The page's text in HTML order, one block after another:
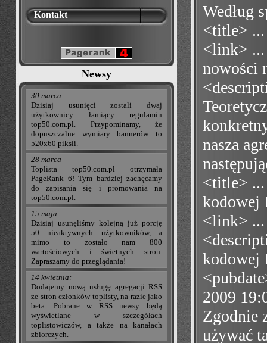
Kontakt
Newsy
30 marca
Dzisiaj usunięci zostali dwaj
użytkownicy łamiący regulamin
top50.com.pl. Przypominamy, że
dopuszczalne wymiary bannerów to
520x60 piksli.
28 marca
Toplista top50.com.pl otrzymała
PageRank 6! Tym bardziej zachęcamy
do zapisania się i promowania na
top50.com.pl.
15 maja
Dzisiaj usunęliśmy kolejną już porcję
50 nieaktywnych użytkowników, a
mimo to zostało nam 800
wartościowych i świetnych stron.
Zapraszamy do przeglądania!
14 kwietnia:
Dodajemy nową usługę agregacji RSS
ze stron członków toplisty, na razie jako
beta. Pobrane w RSS newsy będą
wyświetlane w szczegółach
toplistowiczów, a także na kanałach
zbiorczych.
Według
<title> ...
<link> ...
nowości
nasza
<title> ...
kodowej
<link>
kodowej
2009
Zgodnie
używać